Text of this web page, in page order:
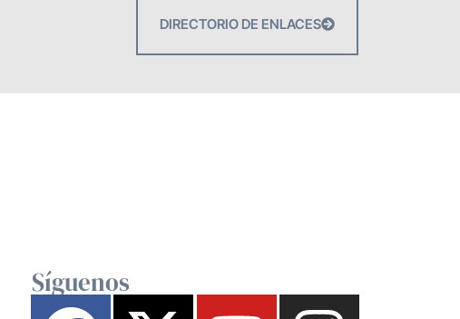
DIRECTORIO DE ENLACES
Síguenos